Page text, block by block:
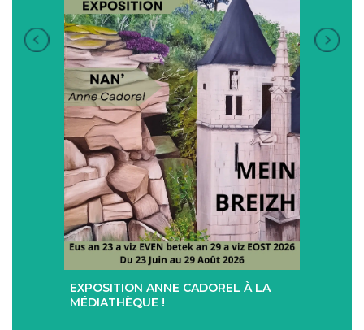
+
EXPOSITION ANNE CADOREL À LA
MÉDIATHÈQUE !